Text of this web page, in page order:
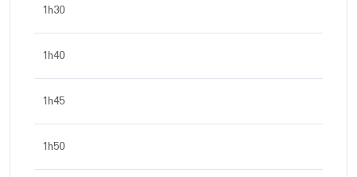
1h30
1h40
1h45
1h50